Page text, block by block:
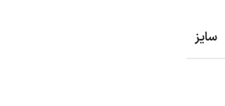
سایز